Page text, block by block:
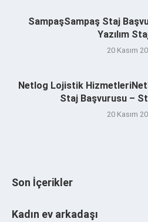
SampaşSampaş Staj
Yazılım
20 Kasım
Netlog Lojistik
Staj Başvurusu –
20 Kasım
Son İçerikler
Kadın ev arkadaşı